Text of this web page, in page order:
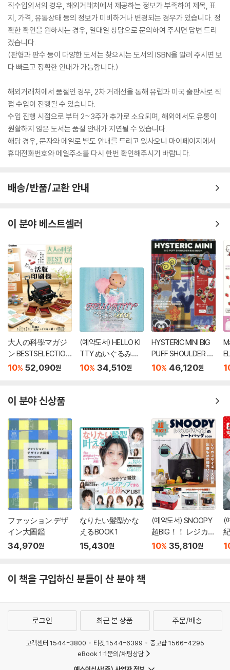
직수입외서의 경우, 해외거래처에서 제공하는 정보가 부족하여 제목, 표
지, 가격, 유통상태 등의 정보가 미비하거나 변경되는 경우가 있습니다. 정
확한 확인을 원하시는 경우, 일대일 상담으로 문의하여 주시면 답변 드리
겠습니다.
(판형과 판수 등이 다양한 도서는 찾으시는 도서의 ISBN을 알려 주시면 보
다 빠르고 정확한 안내가 가능합니다.)
해외거래처에서 품절인 경우, 2차 거래선을 통해 유럽과 미국 출판사로 직
접 수입이 진행될 수 있습니다.
수입 진행 시점으로 부터 2~3주가 추가로 소요되며, 해외에서도 유통이
원활하지 않은 도서는 품절 안내가 지연될 수 있습니다.
해당 경우, 문자와 메일로 별도 안내를 드리고 있사오니 마이페이지에서
휴대전화번호와 메일주소를 다시 한번 확인해주시기 바랍니다.
배송/반품/교환 안내
이 분야 베스트셀러
大人の科學マガジ
ン BESTSELECTION
07 小さな活版印刷
10% 52,090원
(예약도서) HELLO KI
TTY ぬいぐるみチ
ャ-ムBOOK shell pe
10% 34,510원
HYSTERIC MINI BIG
PUFF SHOULDER B
AG BOOK
10% 46,120원
이 분야 신상품
ファッション.デザ
イン大圖鑑
34,970원
なりたい髮型かな
えるBOOK 1
15,430원
(예약도서) SNOOPY
超BIG！！ レジカゴ
サイズのト?トバッ
10% 35,810원
(
이 책을 구입하신 분들이 산 분야 책
로그인 최근 본 상품 주문/배송
고객센터 1544-3800 티켓 1544-6399
중고샵 1566-4295
eBook 1:1문의/채팅상담